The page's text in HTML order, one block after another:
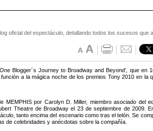
oficial del espectáculo, detallando todos los sucesos que
Blogger´s Journey to Broadway and Beyond’, que
a la mágica noche de los premios Tony 2010 en la
MEMPHIS por Carolyn D. Miller, miembro asociado del
Theatre de Broadway el 23 de septiembre de 2009.
tanto encima del escenario como tras el telón. Se
de celebridades y anécdotas sobre la compañía.